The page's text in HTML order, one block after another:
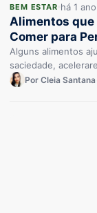
BEM ESTAR há 1 ano
Alimentos que
Comer para
Alguns alimentos
saciedade,
Proteínas magras,
Por Cleia Santana